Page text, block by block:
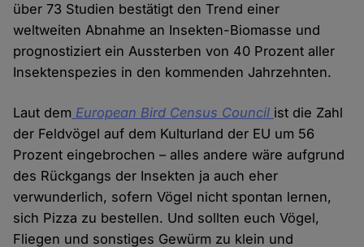
über 73 Studien bestätigt den Trend einer
weltweiten Abnahme an Insekten-Biomasse und
prognostiziert ein Aussterben von 40 Prozent aller
Insektenspezies in den kommenden Jahrzehnten.
Laut dem European Bird Census Council ist die Zahl
der Feldvögel auf dem Kulturland der EU um 56
Prozent eingebrochen – alles andere wäre aufgrund
des Rückgangs der Insekten ja auch eher
verwunderlich, sofern Vögel nicht spontan lernen,
sich Pizza zu bestellen. Und sollten euch Vögel,
Fliegen und sonstiges Gewürm zu klein und